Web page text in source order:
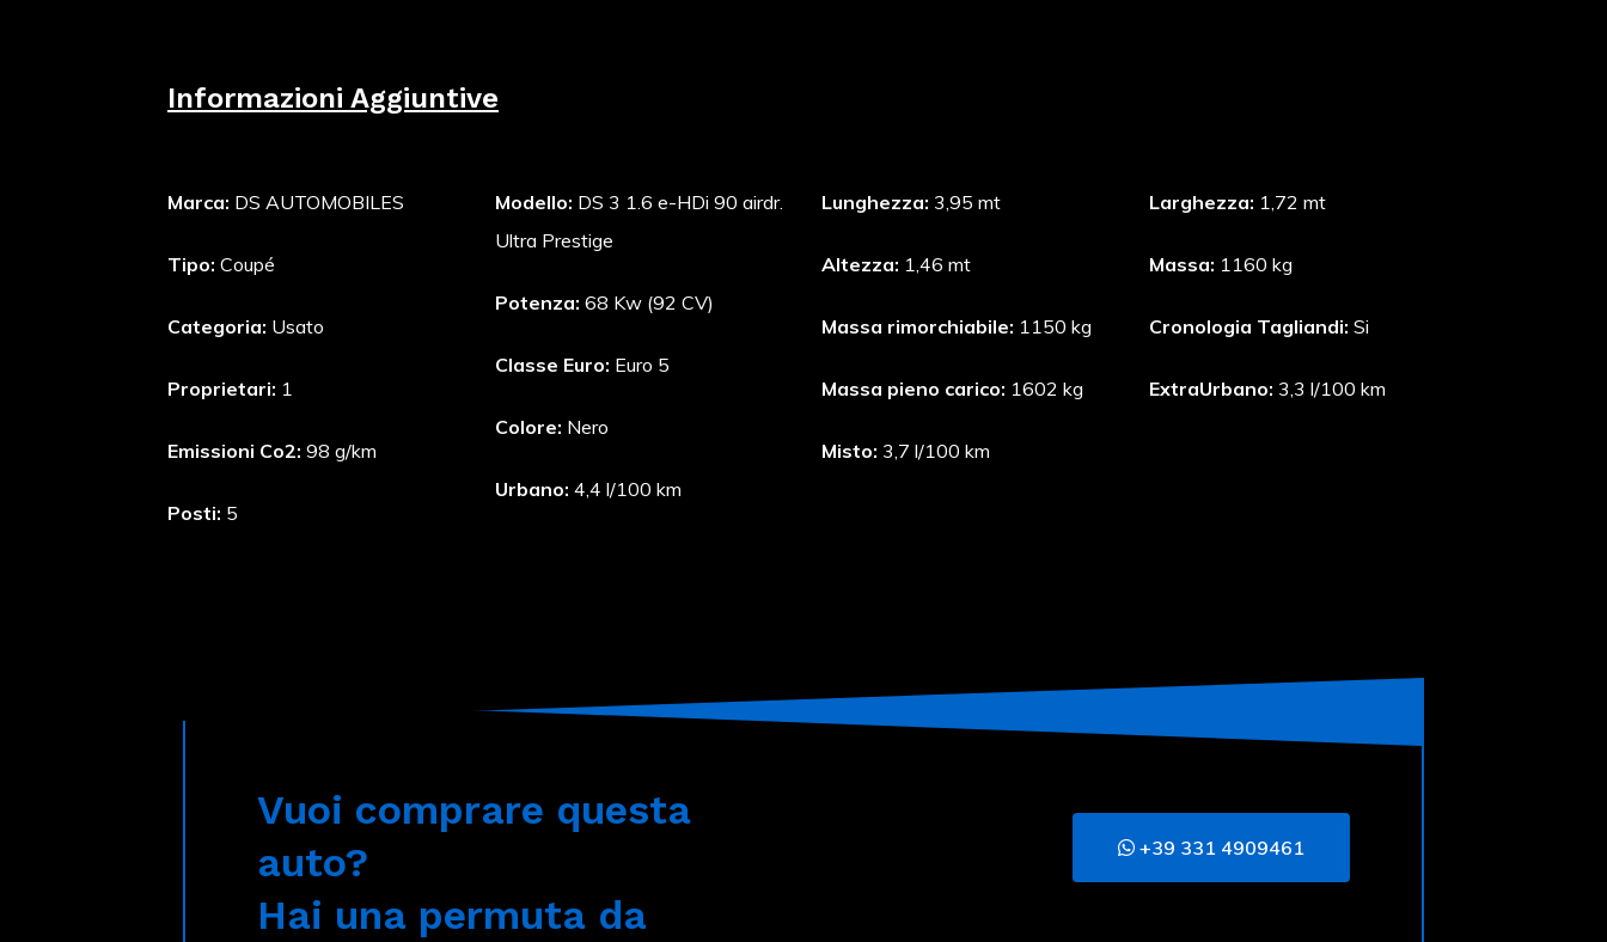
Informazioni Aggiuntive
Marca: DS AUTOMOBILES
Tipo: Coupé
Categoria: Usato
Proprietari: 1
Emissioni Co2: 98 g/km
Posti: 5
Modello: DS 3 1.6 e-HDi 90 airdr.
Ultra Prestige
Potenza: 68 Kw (92 CV)
Classe Euro: Euro 5
Colore: Nero
Urbano: 4,4 l/100 km
Lunghezza: 3,95 mt
Altezza: 1,46 mt
Massa rimorchiabile: 1150 kg
Massa pieno carico: 1602 kg
Misto: 3,7 l/100 km
Larghezza: 1,72 mt
Massa: 1160 kg
Cronologia Tagliandi: Si
ExtraUrbano: 3,3 l/100 km
Vuoi comprare questa
auto?
Hai una permuta da
+39 331 4909461